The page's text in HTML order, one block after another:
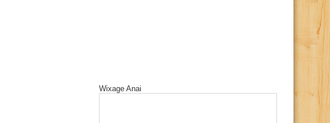
Wixage Anai